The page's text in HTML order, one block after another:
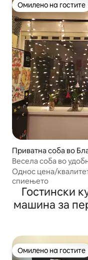
Омилено на гостите
Омилено на гостите
Приватна соба во
Весела соба во
Однос цена/
спиењето
Гостински
машина за
Омилено на гостите
Омилено на гостите